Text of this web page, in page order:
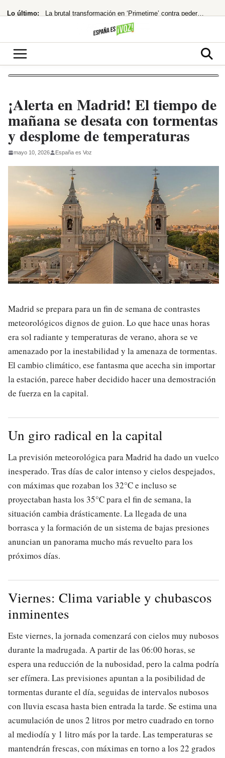
al Lo último: La brutal transformación en ‘Primetime’ contra pederastas
168 muertos en Hong Kong por un descuido mortal
¡Bomba económica! España, 4ª potencia de la UE
¡Alerta en Madrid! El tiempo de
mañana se desata con tormentas
y desplome de temperaturas
mayo 10, 2026 España es Voz
Madrid se prepara para un fin de semana de contrastes
meteorológicos dignos de guion. Lo que hace unas horas
era sol radiante y temperaturas de verano, ahora se ve
amenazado por la inestabilidad y la amenaza de tormentas.
El cambio climático, ese fantasma que acecha sin importar
la estación, parece haber decidido hacer una demostración
de fuerza en la capital.
Un giro radical en la capital
La previsión meteorológica para Madrid ha dado un vuelco
inesperado. Tras días de calor intenso y cielos despejados,
con máximas que rozaban los 32°C e incluso se
proyectaban hasta los 35°C para el fin de semana, la
situación cambia drásticamente. La llegada de una
borrasca y la formación de un sistema de bajas presiones
anuncian un panorama mucho más revuelto para los
próximos días.
Viernes: Clima variable y chubascos
inminentes
Este viernes, la jornada comenzará con cielos muy nubosos
durante la madrugada. A partir de las 06:00 horas, se
espera una reducción de la nubosidad, pero la calma podría
ser efímera. Las previsiones apuntan a la posibilidad de
tormentas durante el día, seguidas de intervalos nubosos
con lluvia escasa hasta bien entrada la tarde. Se estima una
acumulación de unos 2 litros por metro cuadrado en torno
al mediodía y 1 litro más por la tarde. Las temperaturas se
mantendrán frescas, con máximas en torno a los 22 grados